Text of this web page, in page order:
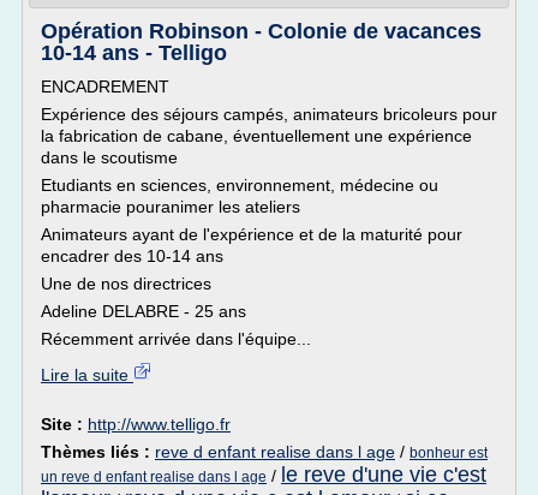
Opération Robinson - Colonie de vacances
10-14 ans - Telligo
ENCADREMENT
Expérience des séjours campés, animateurs bricoleurs pour
la fabrication de cabane, éventuellement une expérience
dans le scoutisme
Etudiants en sciences, environnement, médecine ou
pharmacie pouranimer les ateliers
Animateurs ayant de l'expérience et de la maturité pour
encadrer des 10-14 ans
Une de nos directrices
Adeline DELABRE - 25 ans
Récemment arrivée dans l'équipe...
Lire la suite
Site : http://www.telligo.fr
Thèmes liés : reve d enfant realise dans l age / bonheur est
un reve d enfant realise dans l age / le reve d'une vie c'est